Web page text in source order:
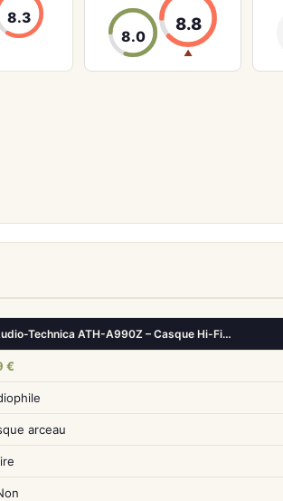
8.3
8.0
8.8
▲
Technica ATH-A990Z – Casque Hi-Fi…
€
arceau